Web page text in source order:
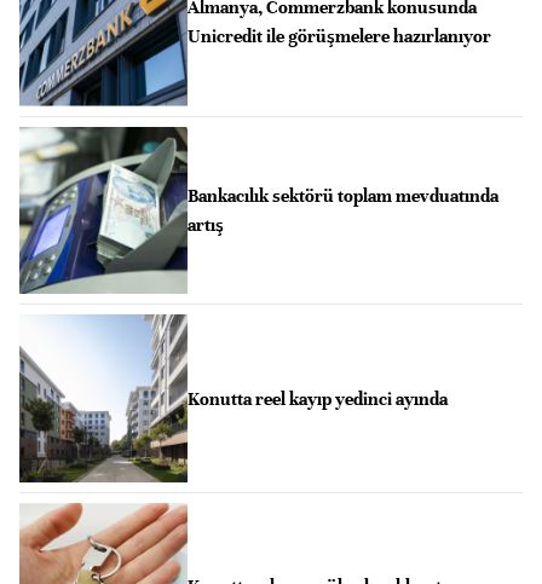
Almanya, Commerzbank konusunda
Unicredit ile görüşmelere hazırlanıyor
Bankacılık sektörü toplam mevduatında
artış
Konutta reel kayıp yedinci ayında